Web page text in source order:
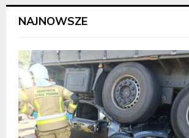
NAJNOWSZE